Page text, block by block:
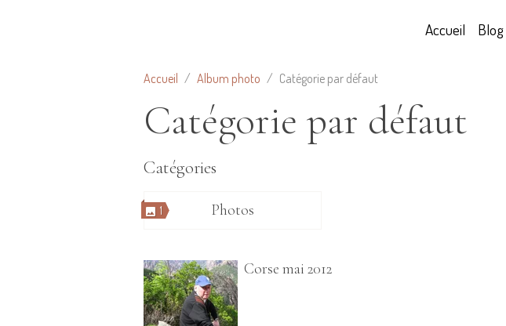
Accueil Blog
Accueil Album photo Catégorie par défaut
Catégorie par défaut
Catégories
1 Photos
Corse mai 2012